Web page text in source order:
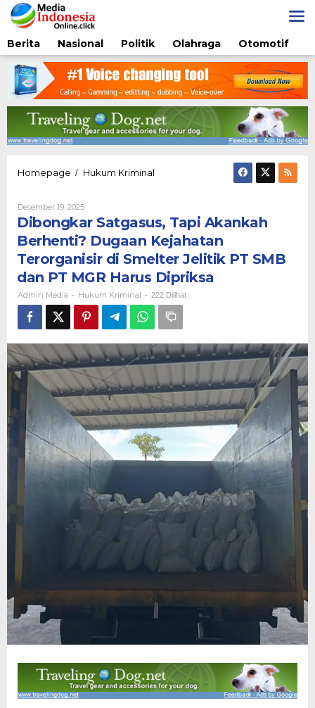
Lewati
ke
konten
Berita
Nasional Politik Olahraga Otomotif
Homepage / Hukum Kriminal
Berhenti?
Dugaan
Kejahatan
Terorganisir
di
Smelter
Jelitik
PT
SMB
PT
MGR
Dipriksa
Desember 19, 2025Oleh
Media
Dibongkar Satgasus, Tapi Akankah
Berhenti? Dugaan Kejahatan
Terorganisir di Smelter Jelitik PT SMB
dan PT MGR Harus Dipriksa
Admin Media - Hukum Kriminal - 222 Dilihat